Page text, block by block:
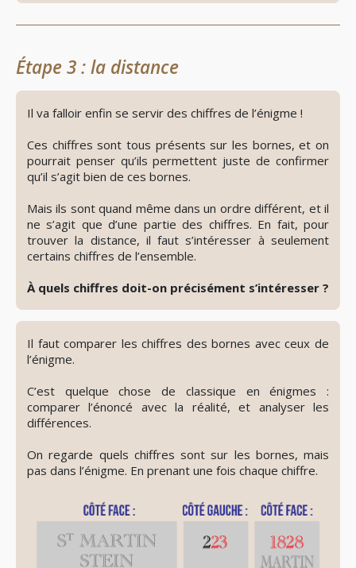
Étape 3 : la distance
👁️
le
Il va falloir enfin se servir des chiffres de l’énigme !
Ces chiffres sont tous présents sur les bornes, et on
pourrait penser qu’ils permettent juste de confirmer
qu’il s’agit bien de ces bornes.
Mais ils sont quand même dans un ordre différent, et il
ne s’agit que d’une partie des chiffres. En fait, pour
trouver la distance, il faut s’intéresser à seulement
certains chiffres de l’ensemble.
À quels chiffres doit-on précisément s’intéresser ?
le
Il faut comparer les chiffres des bornes avec ceux de
l’énigme.
C’est quelque chose de classique en énigmes :
comparer l’énoncé avec la réalité, et analyser les
différences.
On regarde quels chiffres sont sur les bornes, mais
pas dans l’énigme. En prenant une fois chaque chiffre.